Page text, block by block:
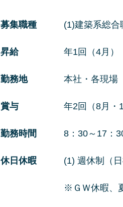
募集職種 (1)建築系総合
昇給 年1回（4月）
勤務地 本社・各現場
賞与 年2回（8月・1
勤務時間 8：30～17：
休日休暇 (1) 週休制（日
※ＧＷ休暇、夏季休